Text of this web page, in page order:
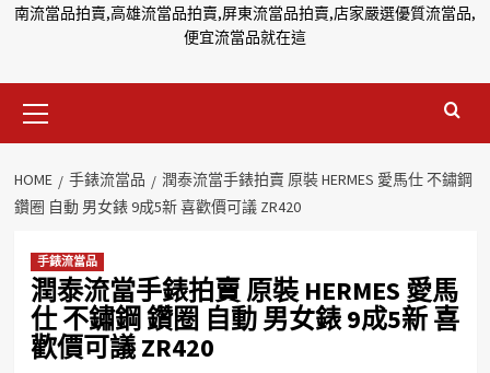
南流當品拍賣,高雄流當品拍賣,屏東流當品拍賣,店家嚴選優質流當品,
便宜流當品就在這
Menu
HOME 手錶流當品
潤泰流當手錶拍賣 原裝 HERMES 愛馬仕 不鏽鋼
鑽圈 自動 男女錶 9成5新 喜歡價可議 ZR420
手錶流當品
潤泰流當手錶拍賣 原裝 HERMES 愛馬
仕 不鏽鋼 鑽圈 自動 男女錶 9成5新 喜
歡價可議 ZR420